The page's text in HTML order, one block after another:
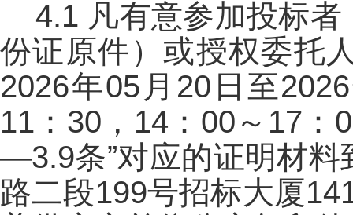
4.1 凡有意参加投标
份证原件）或授权委托
2026年05月20日至
11：30，14：00～17：
—3.9条”对应的证明材料
路二段199号招标大厦